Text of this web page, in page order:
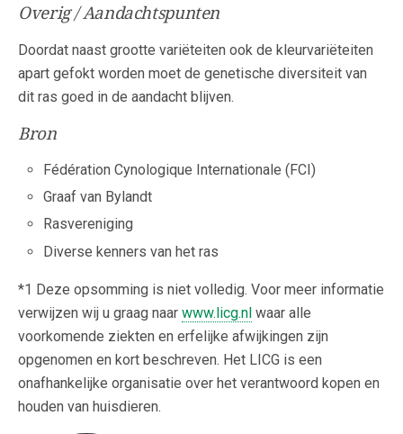
Overig / Aandachtspunten
Doordat naast grootte variëteiten ook de kleurvariëteiten
apart gefokt worden moet de genetische diversiteit van
dit ras goed in de aandacht blijven.
Bron
Fédération Cynologique Internationale (FCI)
Graaf van Bylandt
Rasvereniging
Diverse kenners van het ras
*1 Deze opsomming is niet volledig. Voor meer informatie
verwijzen wij u graag naar www.licg.nl waar alle
voorkomende ziekten en erfelijke afwijkingen zijn
opgenomen en kort beschreven. Het LICG is een
onafhankelijke organisatie over het verantwoord kopen en
houden van huisdieren.